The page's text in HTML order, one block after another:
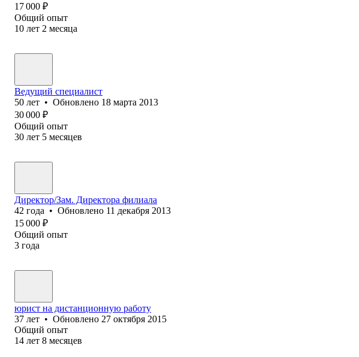
17 000 ₽
Общий опыт
10 лет 2 месяца
Ведущий специалист
50 лет • Обновлено 18 марта 2013
30 000 ₽
Общий опыт
30 лет 5 месяцев
Директор/Зам. Директора филиала
42 года • Обновлено 11 декабря 2013
15 000 ₽
Общий опыт
3 года
юрист на дистанционную работу
37 лет • Обновлено 27 октября 2015
Общий опыт
14 лет 8 месяцев